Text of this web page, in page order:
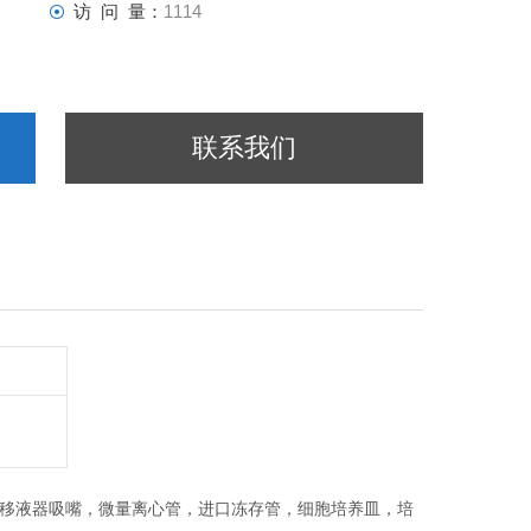
访 问 量： 1114
联系我们
液器吸嘴，微量离心管，进口冻存管，细胞培养皿，培